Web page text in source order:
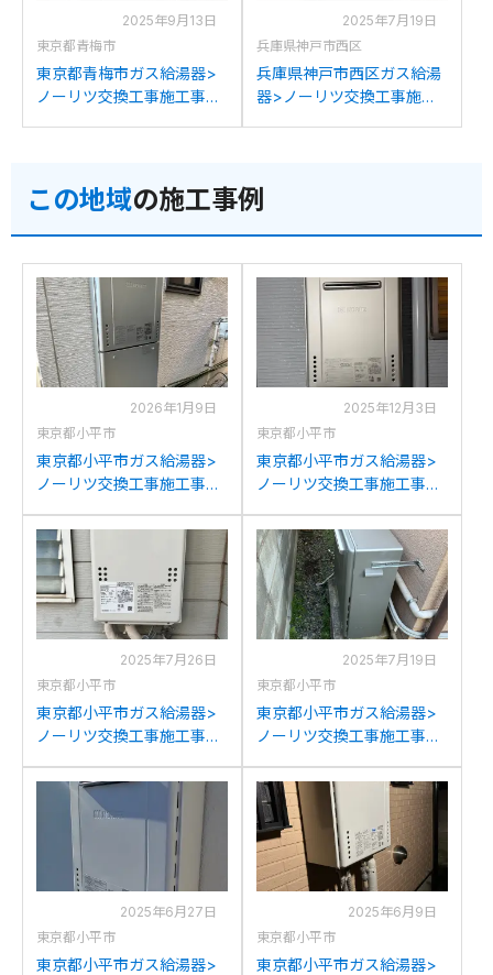
2025年9月13日
東京都青梅市
東京都青梅市ガス給湯器>
ノーリツ交換工事施工事
2025年7月19日
兵庫県神戸市西区
兵庫県神戸市西区ガス給湯
器>ノーリツ交換工事施工
この地域の施工事例
2026年1月9日
東京都小平市
東京都小平市ガス給湯器>
ノーリツ交換工事施工事
2428SAWXからノーリツ
GT-C2472SAW BLへの交
換
2025年12月3日
東京都小平市
東京都小平市ガス給湯器>
ノーリツ交換工事施工事
C2042SAWXからノーリツ
GT-C2072SAW BLへの交
換
2025年7月26日
東京都小平市
東京都小平市ガス給湯器>
ノーリツ交換工事施工事
C2442SAWX-MBからノー
リツGQ-1639WS-1への交
2025年7月19日
東京都小平市
東京都小平市ガス給湯器>
ノーリツ交換工事施工事
RAからノーリツGT-
C2072SAR BLへの交換
2025年6月27日
東京都小平市
東京都小平市ガス給湯器>
2025年6月9日
東京都小平市
東京都小平市ガス給湯器>